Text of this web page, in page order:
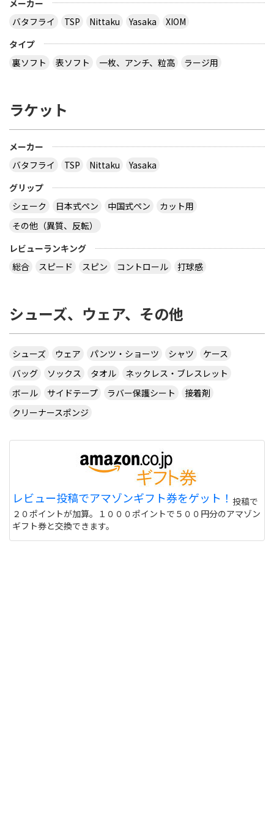
メーカー
バタフライ
TSP Nittaku Yasaka
XIOM
タイプ
裏ソフト
表ソフト 一枚、アンチ、粒高 ラージ用
ラケット
メーカー
バタフライ
TSP Nittaku
Yasaka
グリップ
シェーク
日本式ペン 中国式ペン
カット用
その他（異質、反転）
レビューランキング
総合
スピード スピン コントロール 打球感
シューズ、ウェア、その他
シューズ ウェア パンツ・ショーツ シャツ
ケース
バッグ
ソックス タオル
ネックレス・ブレスレット
ボール
サイドテープ ラバー保護シート
接着剤
クリーナースポンジ
レビュー投稿でアマゾンギフト券をゲット！ 投稿で
２０ポイントが加算。１０００ポイントで５００円分のアマゾン
ギフト券と交換できます。